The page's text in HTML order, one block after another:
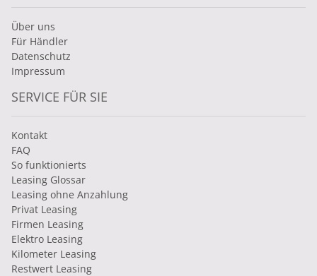
Über uns
Für Händler
Datenschutz
Impressum
SERVICE FÜR SIE
Kontakt
FAQ
So funktionierts
Leasing Glossar
Leasing ohne Anzahlung
Privat Leasing
Firmen Leasing
Elektro Leasing
Kilometer Leasing
Restwert Leasing